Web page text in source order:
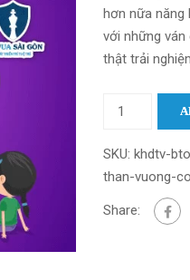
hơn nữa năng
với những
thật trải
SKU: khdtv-
than-vuong-
Share: